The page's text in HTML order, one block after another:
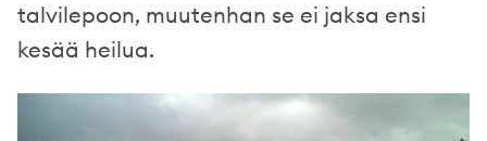
talvilepoon, muutenhan se ei jaksa ensi
kesää heilua.